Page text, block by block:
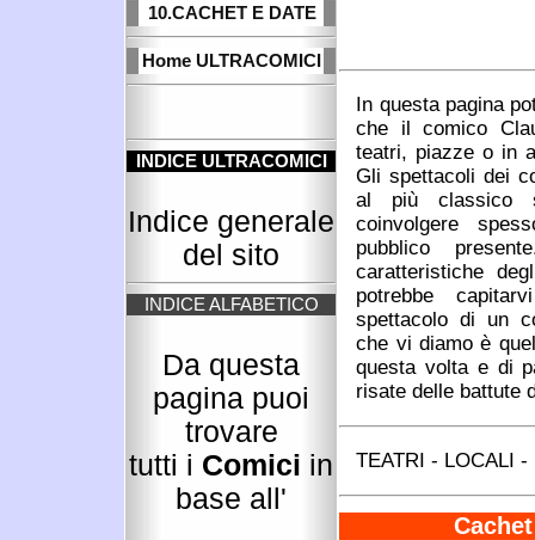
10.CACHET E DATE
Home ULTRACOMICI
INDICE ULTRACOMICI
Indice generale
del sito
INDICE ALFABETICO
Da questa
pagina puoi
trovare
tutti i Comici in
base all'
In questa pagina
che il comico
teatri, piazze o in
Gli spettacoli dei
al più classico
coinvolgere
pubblico
caratteristiche
potrebbe
spettacolo di un
che vi diamo è
questa volta e di
risate delle battute
TEATRI - LOCALI